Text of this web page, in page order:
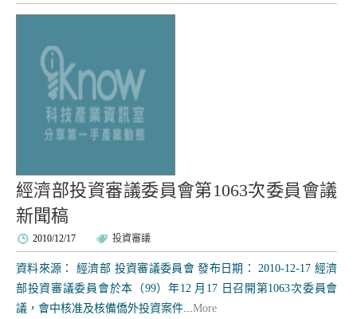
經濟部投資審議委員會第1063次委員會議
新聞稿
2010/12/17 投資審議
資料來源： 經濟部 投資審議委員會 發布日期： 2010-12-17 經濟
部投資審議委員會於本（99）年12 月17 日召開第1063次委員會
議，會中核准及核備僑外投資案件...More